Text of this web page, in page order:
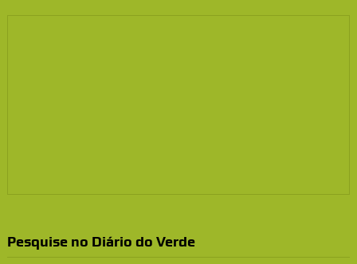
Pesquise no Diário do Verde